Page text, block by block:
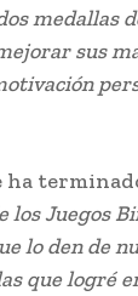
medallas
sus
Juegos
lo den de
que logré